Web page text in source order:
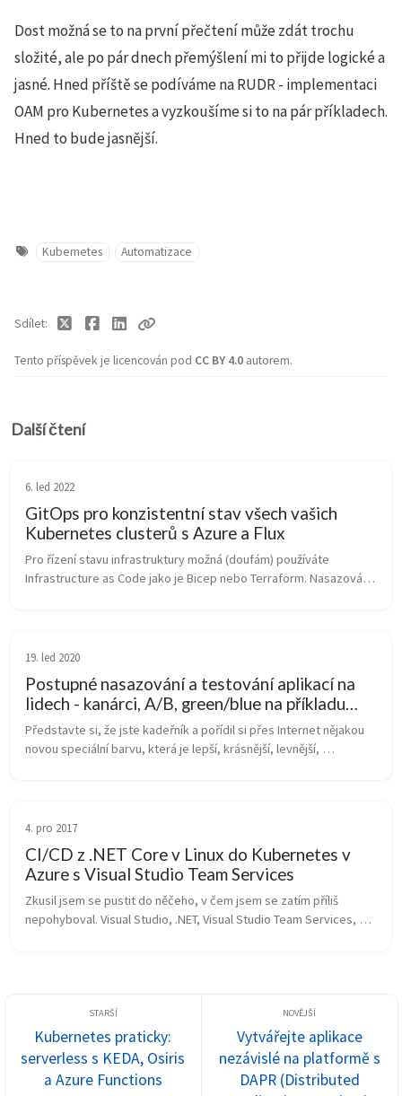
Dost možná se to na první přečtení může zdát trochu
složité, ale po pár dnech přemýšlení mi to přijde logické a
jasné. Hned příště se podíváme na RUDR - implementaci
OAM pro Kubernetes a vyzkoušíme si to na pár příkladech.
Hned to bude jasnější.
Kubernetes Automatizace
Tento příspěvek je licencován pod CC BY 4.0 autorem.
Sdílet
Další čtení
6. led 2022
GitOps pro konzistentní stav všech vašich
Kubernetes clusterů s Azure a Flux
Pro řízení stavu infrastruktury možná (doufám) používáte
Infrastructure as Code jako je Bicep nebo Terraform. Nasazování
19. led 2020
Postupné nasazování a testování aplikací na
lidech - kanárci, A/B, green/blue na příkladu
kadeřníka
Představte si, že jste kadeřník a pořídil si přes Internet nějakou
novou speciální barvu, která je lepší, krásnější, levnější,
4. pro 2017
CI/CD z .NET Core v Linux do Kubernetes v
Azure s Visual Studio Team Services
Zkusil jsem se pustit do něčeho, v čem jsem se zatím příliš
nepohyboval. Visual Studio, .NET, Visual Studio Team Services,
Kubernetes praticky:
serverless s KEDA, Osiris
a Azure Functions
Vytvářejte aplikace
nezávislé na platformě s
DAPR (Distributed